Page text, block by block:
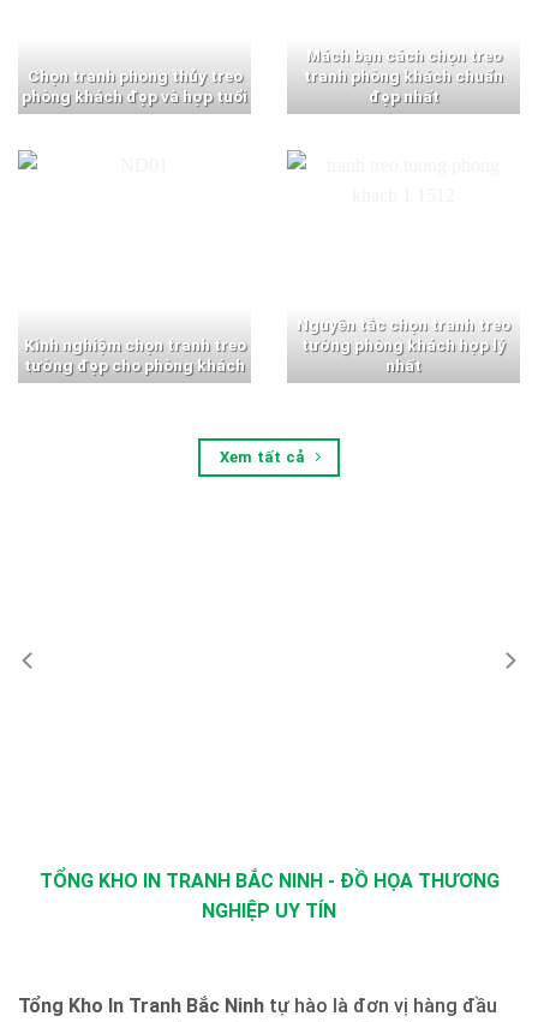
Chọn tranh phong thủy treo
phòng khách đẹp và hợp tuổi
Mách bạn cách chọn treo
tranh phòng khách chuẩn
đẹp nhất
Kinh nghiệm chọn tranh treo
tường đẹp cho phòng khách
Nguyên tắc chọn tranh treo
tường phòng khách hợp lý
nhất
Xem tất cả
TỔNG KHO IN TRANH BẮC NINH - ĐỒ HỌA THƯƠNG
NGHIỆP UY TÍN
Tổng Kho In Tranh Bắc Ninh tự hào là đơn vị hàng đầu